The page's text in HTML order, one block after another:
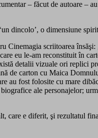
– făcut de autoare –
dincolo’, o dimensiune
Cinemagia scriitoarea
eu le-am reconstituit în
detalii vizuale ori replici
de carton cu Maica
au fost folosite cu mare
ale personajelor;
care e diferit, şi rezultatul